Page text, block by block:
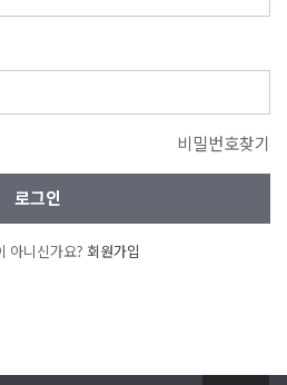
비밀번호찾기
로그인
아니신가요? 회원가입